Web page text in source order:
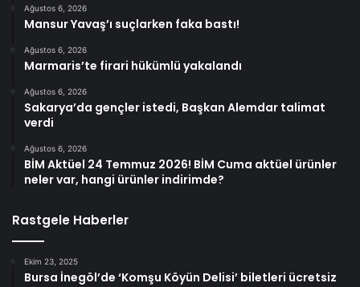
Ağustos 6, 2026
Mansur Yavaş’ı suçlarken faka bastı!
Ağustos 6, 2026
Marmaris’te firari hükümlü yakalandı
Ağustos 6, 2026
Sakarya’da gençler istedi, Başkan Alemdar talimat
verdi
Ağustos 6, 2026
BİM Aktüel 24 Temmuz 2026! BİM Cuma aktüel ürünler
neler var, hangi ürünler indirimde?
Rastgele Haberler
Ekim 23, 2025
Bursa İnegöl’de ‘Komşu Köyün Delisi’ biletleri ücretsiz